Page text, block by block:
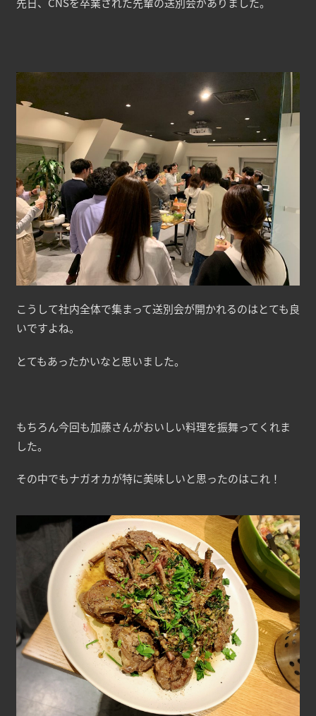
こうして社内全体で集まって送別会が開かれるのはとても良
いですよね。
とてもあったかいなと思いました。
もちろん今回も加藤さんがおいしい料理を振舞ってくれま
した。
その中でもナガオカが特に美味しいと思ったのはこれ！